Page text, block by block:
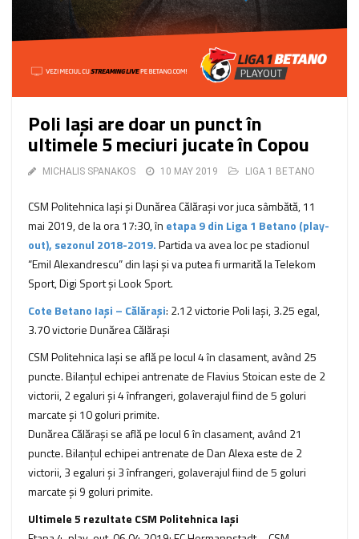
Poli Iași are doar un punct în
ultimele 5 meciuri jucate în Copou
MICHALIS SPANAKOS 10 MAY 2019 LIGA 1 BETANO
CSM Politehnica Iași şi Dunărea Călărași vor juca sâmbătă, 11
mai 2019, de la ora 17:30, în etapa 9 din Liga 1 Betano (play-
out), sezonul 2018-2019.Partida va avea loc pe stadionul
“Emil Alexandrescu” din Iași şi va putea fi urmarită la Telekom
Sport, Digi Sport şi Look Sport.
Cote Betano Iași – Călărași: 2.12 victorie Poli Iași, 3.25 egal,
3.70 victorie Dunărea Călărași
CSM Politehnica Iași se află pe locul 4 în clasament, având 25
puncte. Bilanţul echipei antrenate de Flavius Stoican este de 2
victorii, 2 egaluri şi 4 înfrangeri, golaverajul fiind de 5 goluri
marcate şi 10 goluri primite.
Dunărea Călărași se află pe locul 6 în clasament, având 21
puncte. Bilanţul echipei antrenate de Dan Alexa este de 2
victorii, 3 egaluri şi 3 înfrangeri, golaverajul fiind de 5 goluri
marcate şi 9 goluri primite.
Ultimele 5 rezultate CSM Politehnica Iași